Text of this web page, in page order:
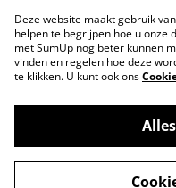
Contact
Privacybeleid
©2026Tindahan
Deze website maakt gebruik
helpen te begrijpen hoe u onze
met SumUp nog beter kunnen
vinden en regelen hoe deze
te klikken. U kunt ook ons